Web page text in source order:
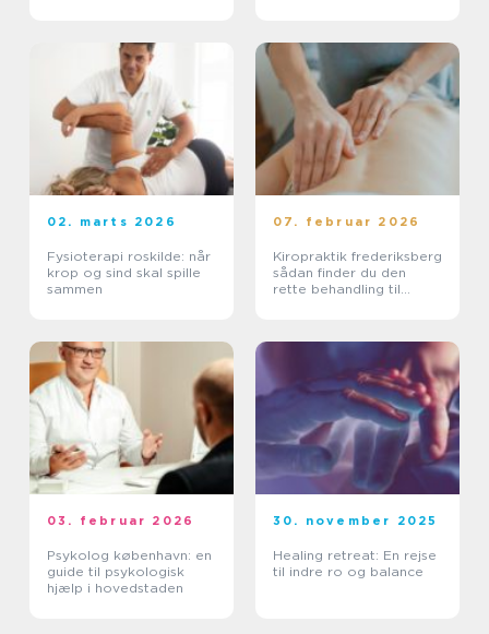
02. marts 2026
Fysioterapi roskilde: når
krop og sind skal spille
sammen
07. februar 2026
Kiropraktik frederiksberg
sådan finder du den
rette behandling til
03. februar 2026
Psykolog københavn: en
guide til psykologisk
hjælp i hovedstaden
30. november 2025
Healing retreat: En rejse
til indre ro og balance